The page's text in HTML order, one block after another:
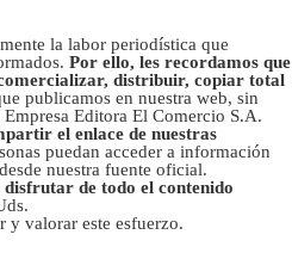
la labor periodística que
Por ello, les recordamos que
distribuir, copiar total
publicamos en nuestra web, sin
Editora El Comercio S.A.
el enlace de nuestras
puedan acceder a información
nuestra fuente oficial.
de todo el contenido
y valorar este esfuerzo.